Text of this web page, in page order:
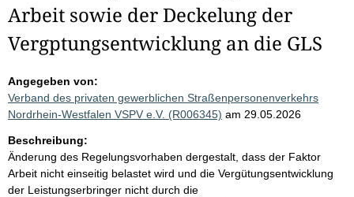
Arbeit sowie der Deckelung der
Vergptungsentwicklung an die GLS
Angegeben von:
Verband des privaten gewerblichen Straßenpersonenverkehrs
Nordrhein-Westfalen VSPV e.V. (R006345) am 29.05.2026
Beschreibung:
Änderung des Regelungsvorhaben dergestalt, dass der Faktor
Arbeit nicht einseitig belastet wird und die Vergütungsentwicklung
der Leistungserbringer nicht durch die